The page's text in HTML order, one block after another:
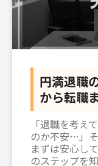
円満退職
から転職
「退職を考え
のか不安…」
まずは安心し
のステップを